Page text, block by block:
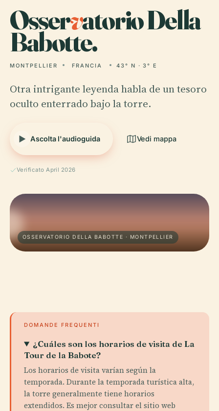
Osservatorio Della
Babotte.
MONTPELLIER FRANCIA 43° N · 3° E
Otra intrigante leyenda habla de un tesoro
oculto enterrado bajo la torre.
Ascolta l'audioguida Vedi mappa
Verificato April 2026
OSSERVATORIO DELLA BABOTTE · MONTPELLIER
DOMANDE FREQUENTI
¿Cuáles son los horarios de visita de La
Tour de la Babote?
Los horarios de visita varían según la
temporada. Durante la temporada turística alta,
la torre generalmente tiene horarios
extendidos. Es mejor consultar el sitio web